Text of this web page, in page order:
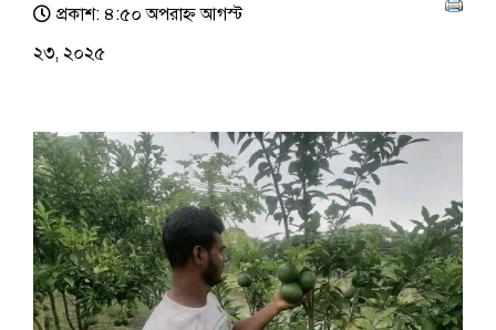
প্রকাশ: ৪:৫০ অপরাহ্ণ আগস্ট
২৩, ২০২৫